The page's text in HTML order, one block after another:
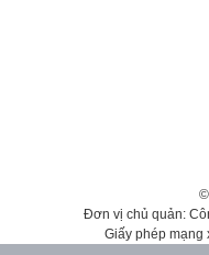
Đơn vị chủ quản:
Giấy phép mạng